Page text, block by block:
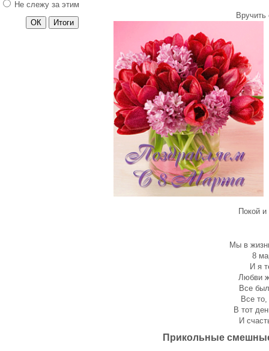
Вручить
Покой и
Мы в
8
И я
Любви
Все
Все то,
В тот
И
Прикольные
Поздравления 14 февраля
13 число - понедельник
Не слежу за этим